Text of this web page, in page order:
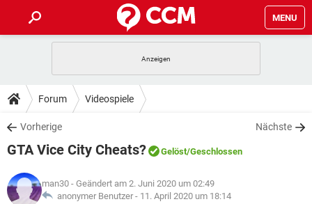
MENU
ANDROID
WINDOWS 10
WHATSAPP TIKTOK
FACEBOOK
TIPPS & TRICKS
SPIELE
WHATSAPP TIKTOK
DOWNLOADS
SPIELE STREAMING
ANDROID
WINDOWS 10 INSTAGRAM
SPIELE STREAMING
LEXIKON
Forum Videospiele
Vorherige Nächste
GTA Vice City Cheats? Gelöst/Geschlossen
man30 - Geändert am 2. Juni 2020 um 02:49
anonymer Benutzer - 11. April 2020 um 18:14